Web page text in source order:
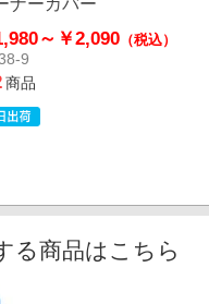
～ ￥2,090 （税込）
9
商品
る商品はこちら